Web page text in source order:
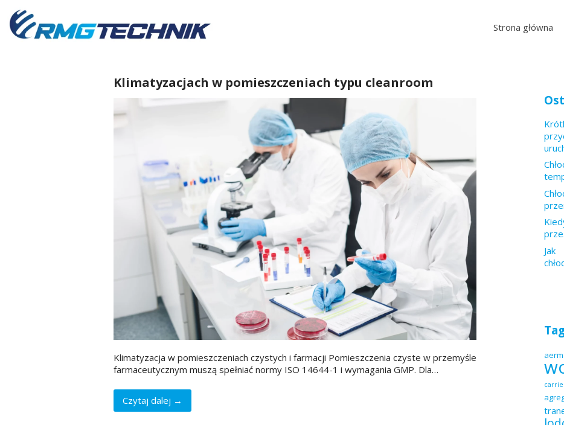
do
zawartości
Strona główna
Klimatyzacjach w pomieszczeniach typu cleanroom
Klimatyzacja w pomieszczeniach czystych i farmacji Pomieszczenia czyste w przemyśle
farmaceutycznym muszą spełniać normy ISO 14644-1 i wymagania GMP. Dla…
Czytaj dalej →